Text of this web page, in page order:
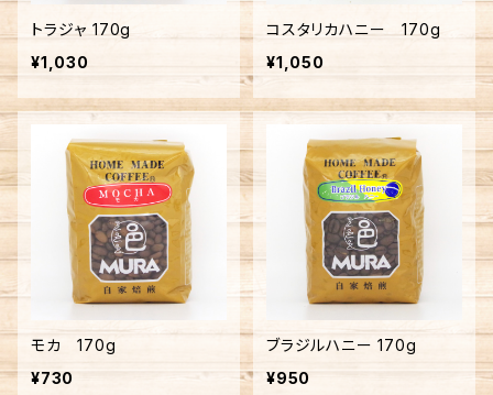
トラジャ 170g
¥1,030
コスタリカハニー 170g
¥1,050
モカ 170g
¥730
ブラジルハニー 170g
¥950